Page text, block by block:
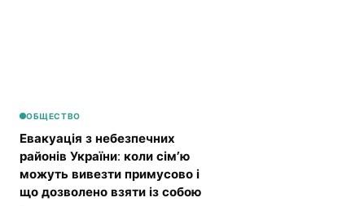
ОБЩЕСТВО
Евакуація з небезпечних
районів України: коли сім’ю
можуть вивезти примусово і
що дозволено взяти із собою